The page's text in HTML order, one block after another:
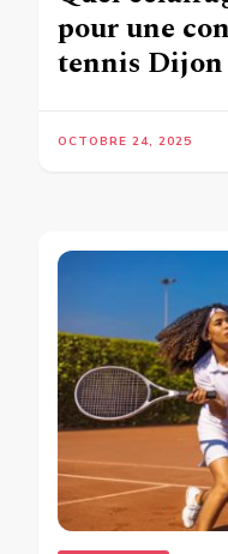
pour une
tennis
OCTOBRE 24, 2025